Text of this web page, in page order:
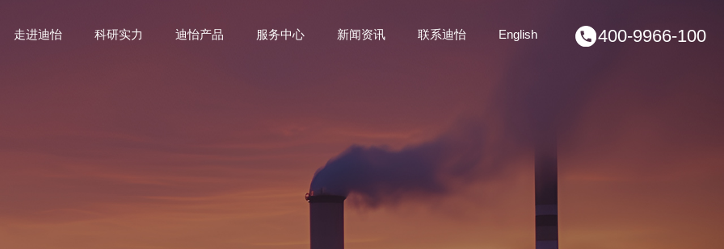
400-9966-100
走进迪怡 科研实力 迪怡产品 服务中心 新闻资讯 联系迪怡 English